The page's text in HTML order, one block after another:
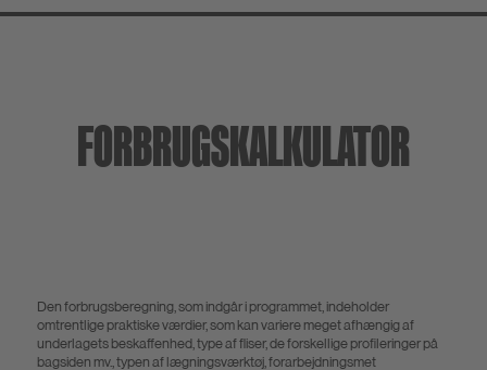
FORBRUGSKALKULATOR
Den forbrugsberegning, som indgår i programmet, indeholder
omtrentlige praktiske værdier, som kan variere meget afhængig af
underlagets beskaffenhed, type af fliser, de forskellige profileringer på
bagsiden mv., typen af lægningsværktøj, forarbejdningsmet